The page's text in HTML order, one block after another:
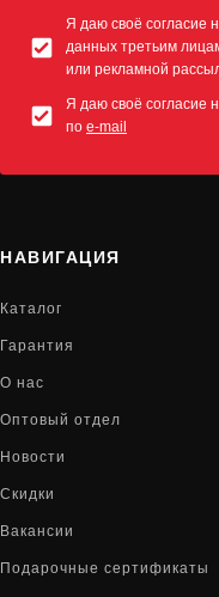
Я даю своё согласие
данных третьим
или рекламной
Я даю своё согласие
по e-mail
НАВИГАЦИЯ
Каталог
Гарантия
О нас
Оптовый отдел
Новости
Скидки
Вакансии
Подарочные сертификаты